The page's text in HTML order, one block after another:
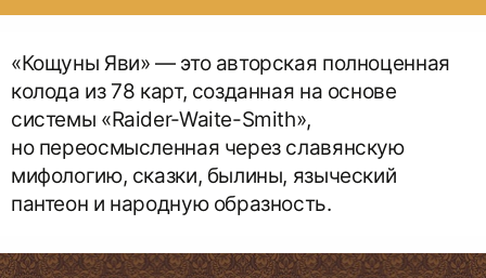
«Кощуны Яви» — это авторская полноценная
колода из 78 карт, созданная на основе
системы «Raider-Waite-Smith»,
но переосмысленная через славянскую
мифологию, сказки, былины, языческий
пантеон и народную образность.